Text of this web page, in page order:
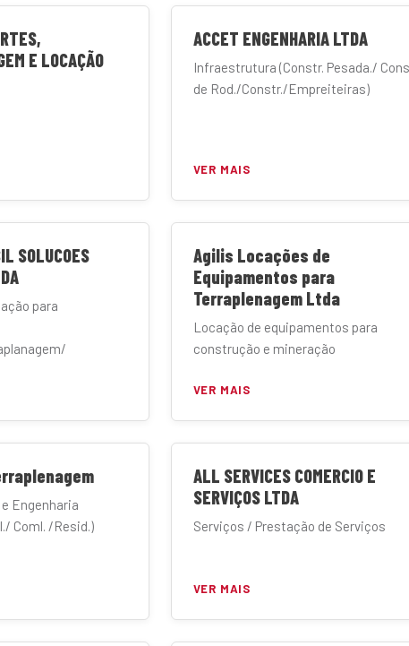
E LOCAÇÃO
ACCET ENGENHARIA LTDA
Infraestrutura (Constr. Pesada./
de Rod./Constr./Empreiteiras)
VER MAIS
SOLUCOES
para
Agilis Locações de
Equipamentos para
Terraplenagem Ltda
Locação de equipamentos para
construção e mineração
VER MAIS
Engenharia
Coml. /Resid.)
ALL SERVICES COMERCIO E
SERVIÇOS LTDA
Serviços / Prestação de Serviços
VER MAIS